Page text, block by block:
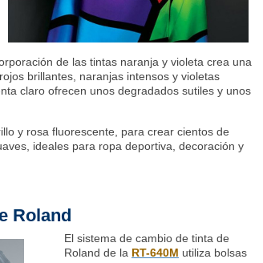
de las tintas naranja y violeta crea una
brillantes, naranjas intensos y violetas
claro ofrecen unos degradados sutiles y unos
y rosa fluorescente, para crear cientos de
ideales para ropa deportiva, decoración y
Roland
El sistema de cambio de tinta de
Roland de la RT-640M utiliza bolsas